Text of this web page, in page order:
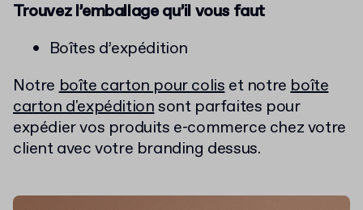
Trouvez l’emballage qu’il vous faut
Boîtes d’expédition
Notreboîte carton pour coliset notreboîte
carton d'expéditionsont parfaites pour
expédier vos produits e-commerce chez votre
client avec votre branding dessus.